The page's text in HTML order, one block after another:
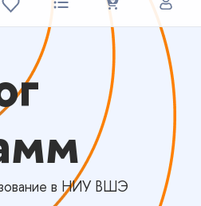
в НИУ ВШЭ